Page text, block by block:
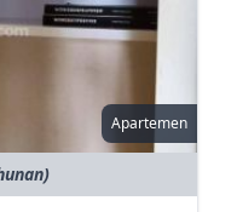
Apartemen